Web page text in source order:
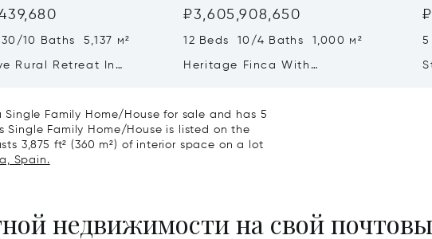
10 Baths 5,137 м²
Rural Retreat In
₽3,605,908,650
12 Beds 10/4 Baths 1,000 м²
Heritage Finca With
5
Family Home/House for sale and has 5
Single Family Home/House is listed on the
3,875 ft² (360 m²) of interior space on a lot
Spain.
недвижимости на свой